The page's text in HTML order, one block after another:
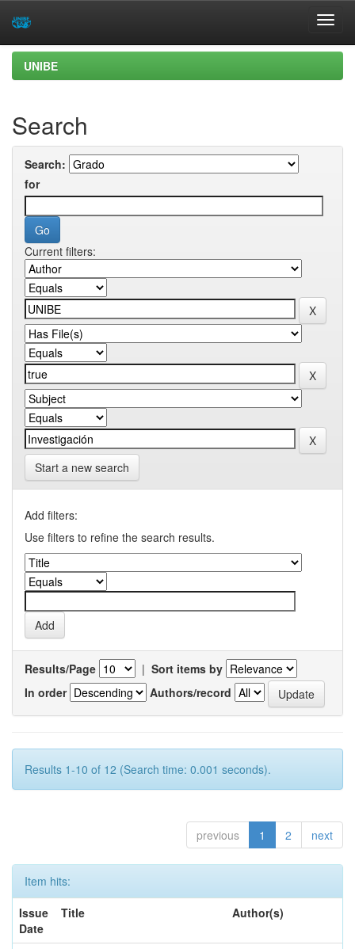
Skip
navigation
UNIBE
Search
Search:
for
Current filters:
Start a new search
Add filters:
Use filters to refine the search results.
Results/Page | Sort items by
In order
Authors/record
Results 1-10 of 12 (Search time: 0.001 seconds).
previous 1 2 next
Item hits:
Issue
Date
Title Author(s)